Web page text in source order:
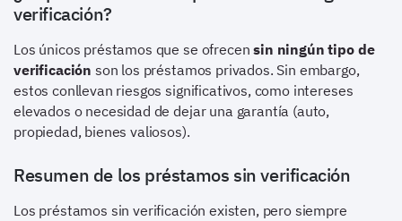
verificación?
Los únicos préstamos que se ofrecensin ningún tipo de
verificación son los préstamos privados. Sin embargo,
estos conllevan riesgos significativos, como intereses
elevados o necesidad de dejar una garantía (auto,
propiedad, bienes valiosos).
Resumen de los préstamos sin verificación
Los préstamos sin verificación existen, pero siempre